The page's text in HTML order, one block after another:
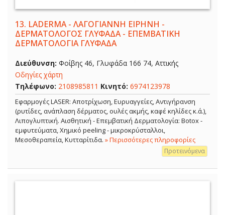
13. LADERMA - ΛΑΓΟΓΙΑΝΝΗ ΕΙΡΗΝΗ -
ΔΕΡΜΑΤΟΛΟΓΟΣ ΓΛΥΦΑΔΑ - ΕΠΕΜΒΑΤΙΚΗ
ΔΕΡΜΑΤΟΛΟΓΙΑ ΓΛΥΦΑΔΑ
Διεύθυνση: Φοίβης 46, Γλυφάδα 166 74, Αττικής
Οδηγίες χάρτη
Τηλέφωνο: 2108985811 Κινητό: 6974123978
Εφαρμογές LASER: Αποτρίχωση, Ευρυαγγείες, Αντιγήρανση
(ρυτίδες, ανάπλαση δέρματος, ουλές ακμής, καφέ κηλίδες κ.ά.),
Λιπογλυπτική. Αισθητική - Επεμβατική Δερματολογία: Botox -
εμφυτεύματα, Χημικό peeling - μικροκρύσταλλοι,
Μεσοθεραπεία, Κυτταρίτιδα. » Περισσότερες πληροφορίες
Προτεινόμενα